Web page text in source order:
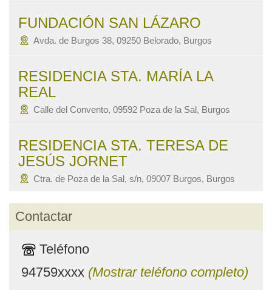
FUNDACIÓN SAN LÁZARO
Avda. de Burgos 38, 09250 Belorado, Burgos
RESIDENCIA STA. MARÍA LA
REAL
Calle del Convento, 09592 Poza de la Sal, Burgos
RESIDENCIA STA. TERESA DE
JESÚS JORNET
Ctra. de Poza de la Sal, s/n, 09007 Burgos, Burgos
Contactar
Teléfono
94759xxxx (Mostrar teléfono completo)